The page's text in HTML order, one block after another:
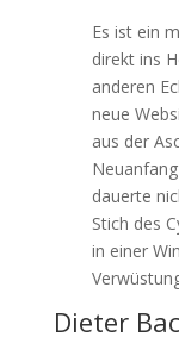
Es ist ein
direkt ins
anderen
neue
aus der
dauerte
Stich des
in einer
Dieter